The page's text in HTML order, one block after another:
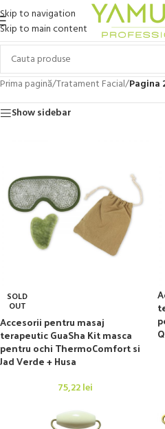
Skip to navigation
Skip to main content
Prima pagină/Tratament Facial/Pagina
Show sidebar
SOLD
OUT
Accesorii pentru masaj
terapeutic GuaSha Kit masca
pentru ochi ThermoComfort si
Jad Verde + Husa
75,22lei